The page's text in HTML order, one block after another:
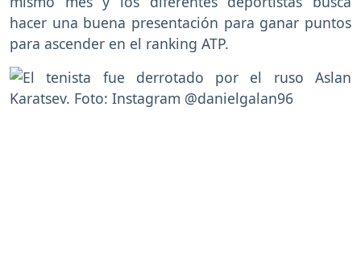
hacer una buena presentación para ganar puntos
para ascender en el ranking ATP.